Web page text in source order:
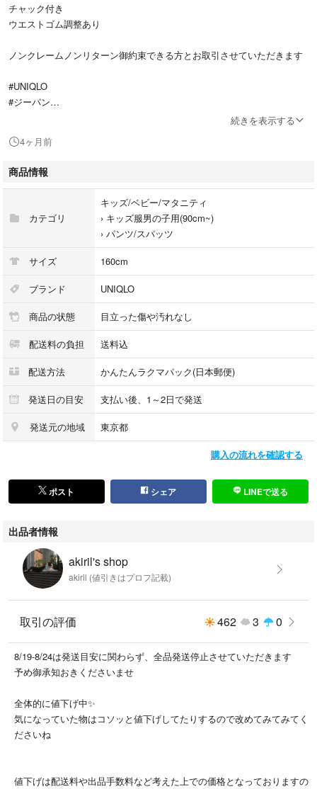
チャック付き
ウエストゴム調整あり
ノンクレームノンリターン御約束できる方とお取引させていただきます
#UNIQLO
#ジーパン
続きを表示する
4ヶ月前
商品情報
カテゴリ
キッズ/ベビー/マタニティ
› キッズ服男の子用(90cm~)
› パンツ/スパッツ
サイズ 160cm
ブランド UNIQLO
商品の状態 目立った傷や汚れなし
配送料の負担 送料込
配送方法 かんたんラクマパック(日本郵便)
発送日の目安 支払い後、1～2日で発送
発送元の地域 東京都
購入の流れを確認する
ポスト シェア LINEで送る
出品者情報
akiril's shop
akiril (値引きはプロフ記載)
取引の評価 462 3 0
8/19-8/24は発送目安に関わらず、全品発送停止させていただきます
予め御承知おきくださいませ
全体的に値下げ中✨
気になっていた物はコソッと値下げしてたりするので改めてみてみてく
ださいね
値下げは配送料や出品手数料など考えた上での価格となっておりますの